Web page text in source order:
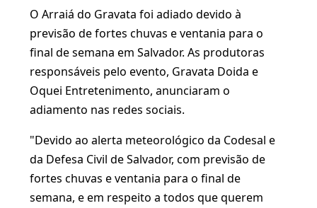
O Arraiá do Gravata foi adiado devido à
previsão de fortes chuvas e ventania para o
final de semana em Salvador. As produtoras
responsáveis pelo evento, Gravata Doida e
Oquei Entretenimento, anunciaram o
adiamento nas redes sociais.
"Devido ao alerta meteorológico da Codesal e
da Defesa Civil de Salvador, com previsão de
fortes chuvas e ventania para o final de
semana, e em respeito a todos que querem